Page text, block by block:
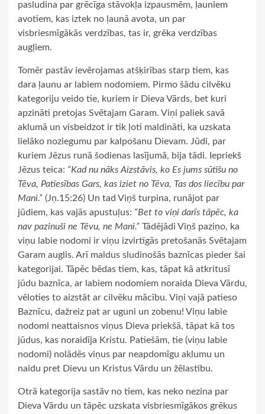
pasludina par grēcīga stāvokļa izpausmēm, ļauniem
avotiem, kas iztek no ļaunā avota, un par
visbriesmīgākās verdzības, tas ir, grēka verdzības
augļiem.
Tomēr pastāv ievērojamas atšķirības starp tiem, kas
dara ļaunu ar labiem nodomiem. Pirmo šādu cilvēku
kategoriju veido tie, kuriem ir Dieva Vārds, bet kuri
apzināti pretojas Svētajam Garam. Viņi paliek savā
aklumā un visbeidzot ir tik ļoti maldināti, ka uzskata
lielāko noziegumu par kalpošanu Dievam. Jūdi, par
kuriem Jēzus runā šodienas lasījumā, bija tādi. Iepriekš
Jēzus teica: “Kad nu nāks Aizstāvis, ko Es jums sūtīšu no
Tēva, Patiesības Gars, kas iziet no Tēva, Tas dos liecību par
Mani.” (Jņ.15:26) Un tad Viņš turpina, runājot par
jūdiem, kas vajās apustuļus: “Bet to viņi darīs tāpēc, ka
nav pazinuši ne Tēvu, ne Mani.” Tādējādi Viņš paziņo, ka
viņu labie nodomi ir viņu izvirtīgās pretošanās Svētajam
Garam auglis. Arī maldus sludinošās baznīcas pieder šai
kategorijai. Tāpēc bēdas tiem, kas, tāpat kā atkritusī
jūdu baznīca, ar labiem nodomiem noraida Dieva Vārdu,
vēloties to aizstāt ar cilvēku mācību. Viņi vajā patieso
Baznīcu, dažreiz pat ar uguni un zobenu! Viņu labie
nodomi neattaisnos viņus Dieva priekšā, tāpat kā tos
jūdus, kas noraidīja Kristu. Patiešām, tie (viņu labie
nodomi) nolādēs viņus par neapdomīgu aklumu un
naidu pret Dievu un Kristus Vārdu un žēlastību.
Otrā kategorija sastāv no tiem, kas neko nezina par
Dieva Vārdu un tāpēc uzskata visbriesmīgākos grēkus